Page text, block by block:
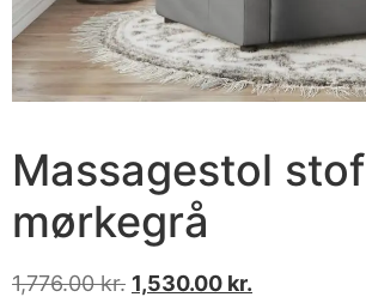
Massagestol stof
mørkegrå
1,776.00kr. 1,530.00 kr.